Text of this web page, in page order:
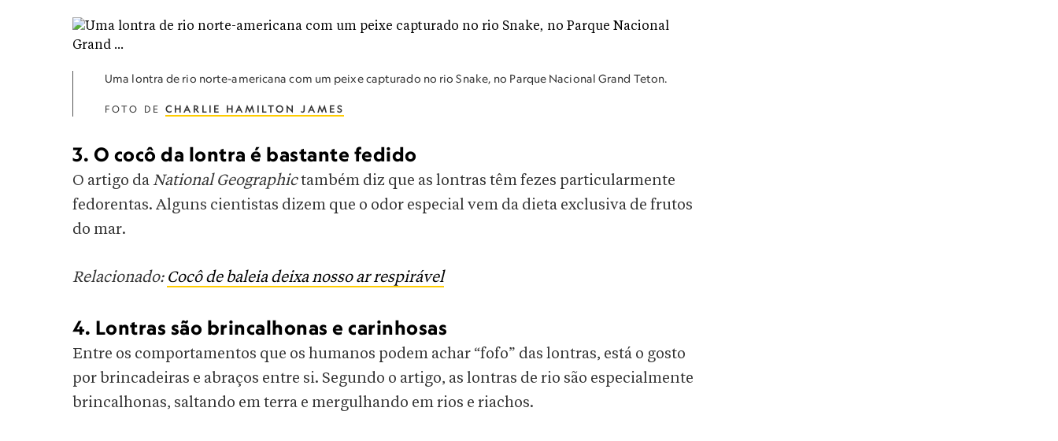
Uma lontra de rio norte-americana com um peixe capturado no rio Snake, no Parque Nacional Grand Teton.
FOTO DE CHARLIE HAMILTON JAMES
3. O cocô da lontra é bastante fedido
O artigo daNational Geographictambém diz que as lontras têm fezes particularmente
fedorentas. Alguns cientistas dizem que o odor especial vem da dieta exclusiva de frutos
do mar.
Relacionado: Cocô de baleia deixa nosso ar respirável
4. Lontras são brincalhonas e carinhosas
Entre os comportamentos que os humanos podem achar “fofo” das lontras, está o gosto
por brincadeiras e abraços entre si. Segundo o artigo, as lontras de rio são especialmente
brincalhonas, saltando em terra e mergulhando em rios e riachos.